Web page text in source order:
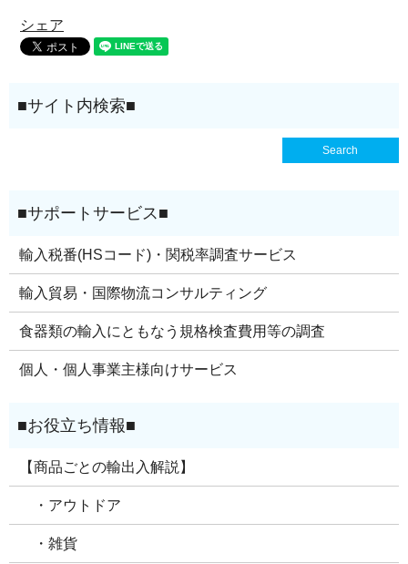
シェア
輸入税番(HSコード)・関税率調査サービス
輸入貿易・国際物流コンサルティング
食器類の輸入にともなう規格検査費用等の調査
個人・個人事業主様向けサービス
【商品ごとの輸出入解説】
・アウトドア
・雑貨